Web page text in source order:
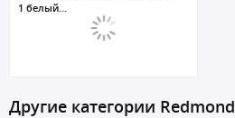
1 белый...
Другие категории Redmond